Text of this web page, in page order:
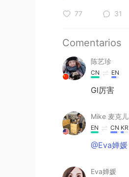
77 31
Comentarios
陈艺珍
CN EN
Gl厉害
Mike 麦克儿
EN CN KR
@Eva婵媛
Eva婵媛